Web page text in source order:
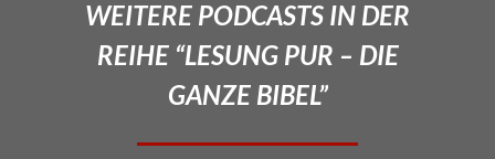
WEITERE PODCASTS IN DER
REIHE “LESUNG PUR – DIE
GANZE BIBEL”